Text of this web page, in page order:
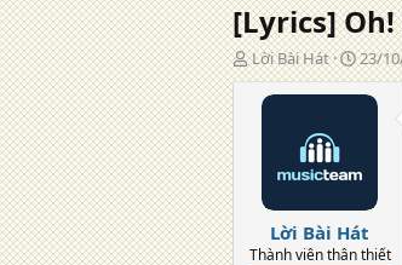
[Lyrics] Oh!
T
á
Lời Bài Hát
N
g
à
n
g
23/
Lời Bài Hát
Thành viên thân thiết